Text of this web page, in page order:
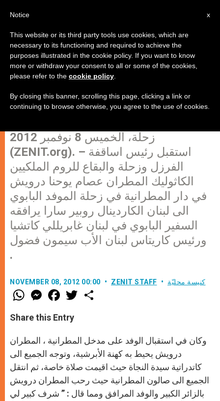
المطران درويش استقبل الموفد
البابوي الى لبنان وبحث معه سبل دعم
النازحين السوريين
زحلة، الخميس 8 نوفمبر 2012
(ZENIT.org). – استقبل رئيس اساقفة
الفرزل وزحلة والبقاع للروم الملكيين
الكاثوليك المطران عصام يوحنا درويش
في دار المطرانية في زحلة الموفد البابوي
الى لبنان الكاردينال روبير سارا يرافقه
السفير البابوي في لبنان غابريللي كاتشيا
ورئيس كاريتاس لبنان الأب سيمون فضول
.
NOVEMBER 08, 2012 00:00 ZENIT STAFF كنيسة محليّة
W
h
t
s
p
p
M
e
s
e
g
e
r
F
a
e
b
o
k
w
r
Share this Entry
وكان في استقبال الوفد على مدخل المطرانية ، المطران
درويش يحيط به كهنة الأبرشية، وتوجه الجميع الى
كاتدراتية سيدة النجاة حيث اقيمت صلاة خاصة، ثم انتقل
الجميع الى صالون المطرانية حيث رحب المطران درويش
بالزائر الكبير والوفد المرافق ومما قال : ” شرف كبير لي
x
Notice
This website or its third party tools use cookies, which are
necessary to its functioning and required to achieve the
purposes illustrated in the cookie policy. If you want to know
more or withdraw your consent to all or some of the cookies,
please refer to the cookie policy
By closing this banner, scrolling this page, clicking a link or
continuing to browse otherwise, you agree to the use of cookies.